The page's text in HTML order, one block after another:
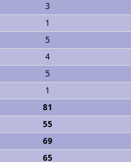
3
1
5
4
5
1
81
55
69
65